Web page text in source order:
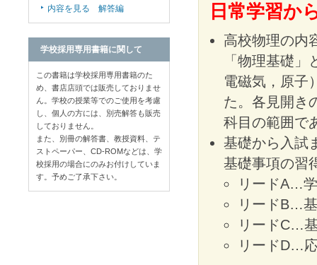
日常学習か
高校物理の内
「物理基礎
電磁気，原子
た。各見開き
科目の範囲で
基礎から入試
基礎事項の習
リードA…
リードB…
リードC…
リードD…
内容を見る 解答編
学校採用専用書籍に関して
この書籍は学校採用専用書籍のた
め、書店店頭では販売しておりませ
ん。学校の授業等でのご使用を考慮
し、個人の方には、別売解答も販売
しておりません。
また、別冊の解答書、教授資料、テ
ストペーパー、CD-ROMなどは、学
校採用の場合にのみお付けしていま
す。予めご了承下さい。